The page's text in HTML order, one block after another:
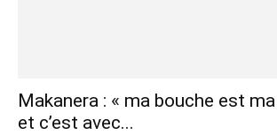
Makanera : « ma bouche est
et c’est avec...